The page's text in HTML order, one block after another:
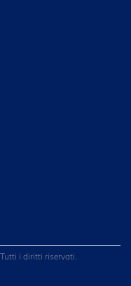
i diritti riservati.